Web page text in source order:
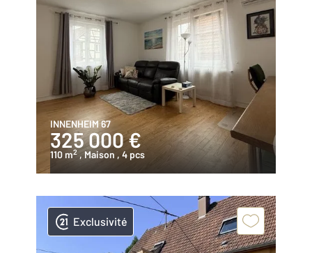
INNENHEIM 67
325 000 €
110 m2 , Maison , 4 pcs
Exclusivité